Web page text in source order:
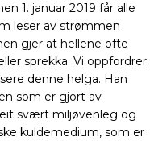
1. januar 2019 får alle
leser av strømmen
gjer at hellene ofte
sprekka. Vi oppfordrer
denne helga. Han
som er gjort av
svært miljøvenleg og
kuldemedium, som er